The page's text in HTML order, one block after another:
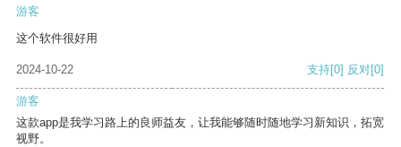
游客
这个软件很好用
2024-10-22 支持[0] 反对[0]
游客
这款app是我学习路上的良师益友，让我能够随时随地学习新知识，拓宽
视野。